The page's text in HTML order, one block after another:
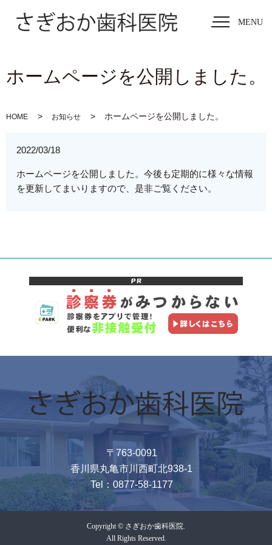
MENU
ホームページを公開しました。
HOME お知らせ ホームページを公開しました。
2022/03/18
ホームページを公開しました。今後も定期的に様々な情報
を更新してまいりますので、是非ご覧ください。
〒763-0091
香川県丸亀市川西町北938-1
Tel： 0877-58-1177
Copyright © さぎおか歯科医院.
All Rights Reserved.